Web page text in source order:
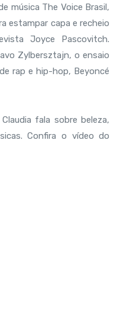
música The Voice Brasil,
estampar capa e recheio
Joyce Pascovitch.
Zylbersztajn, o ensaio
rap e hip-hop, Beyoncé
fala sobre beleza,
Confira o vídeo do